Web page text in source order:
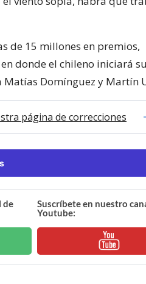
de 15 millones en premios,
donde el chileno iniciará su
Domínguez y Martín
página de correcciones
de
Suscríbete en nuestro
Youtube: